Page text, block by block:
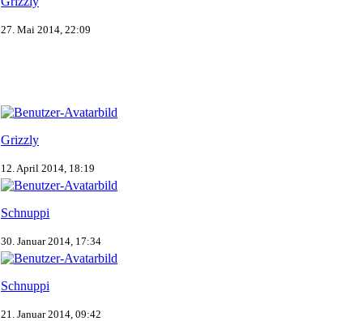
27. Mai 2014, 22:09
Grizzly
12. April 2014, 18:19
Schnuppi
30. Januar 2014, 17:34
Schnuppi
21. Januar 2014, 09:42